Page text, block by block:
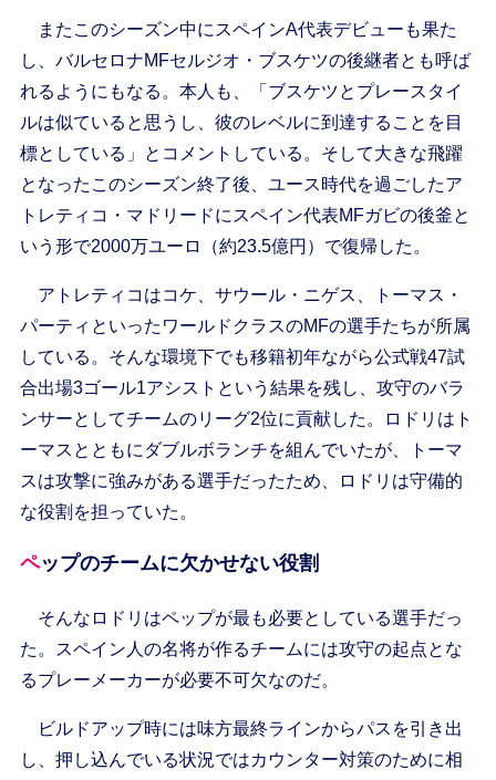
またこのシーズン中にスペインA代表デビューも果た
し、バルセロナMFセルジオ・ブスケツの後継者とも呼ば
れるようにもなる。本人も、「ブスケツとプレースタイ
ルは似ていると思うし、彼のレベルに到達することを目
標としている」とコメントしている。そして大きな飛躍
となったこのシーズン終了後、ユース時代を過ごしたア
トレティコ・マドリードにスペイン代表MFガビの後釜と
いう形で2000万ユーロ（約23.5億円）で復帰した。
アトレティコはコケ、サウール・ニゲス、トーマス・
パーティといったワールドクラスのMFの選手たちが所属
している。そんな環境下でも移籍初年ながら公式戦47試
合出場3ゴール1アシストという結果を残し、攻守のバラ
ンサーとしてチームのリーグ2位に貢献した。ロドリはト
ーマスとともにダブルボランチを組んでいたが、トーマ
スは攻撃に強みがある選手だったため、ロドリは守備的
な役割を担っていた。
ペップのチームに欠かせない役割
そんなロドリはペップが最も必要としている選手だっ
た。スペイン人の名将が作るチームには攻守の起点とな
るプレーメーカーが必要不可欠なのだ。
ビルドアップ時には味方最終ラインからパスを引き出
し、押し込んでいる状況ではカウンター対策のために相